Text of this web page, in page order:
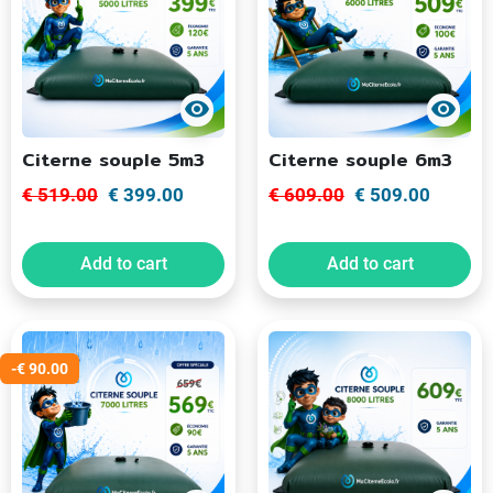
visibility
Citerne souple 5m3
€ 519.00 € 399.00
Add to cart
visibility
Citerne souple 6m3
€ 609.00 € 509.00
Add to cart
-€ 90.00